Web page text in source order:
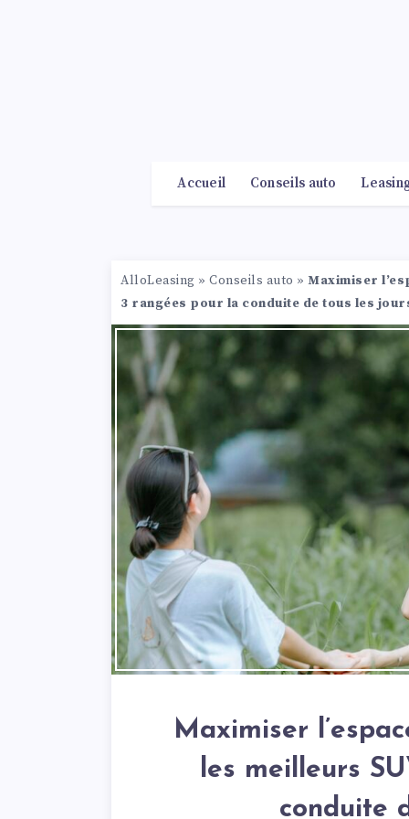
Accueil Conseils auto
AlloLeasing » Conseils auto » Maximiser
3 rangées pour la conduite de tous les
Maximiser
les meilleurs
conduite